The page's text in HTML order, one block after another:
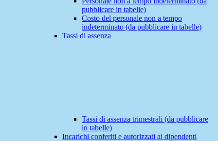
pubblicare in tabelle)
Costo del personale non a tempo
indeterminato (da pubblicare in tabelle)
Tassi di assenza
Tassi di assenza trimestrali (da pubblicare
in tabelle)
Incarichi conferiti e autorizzati ai dipendenti